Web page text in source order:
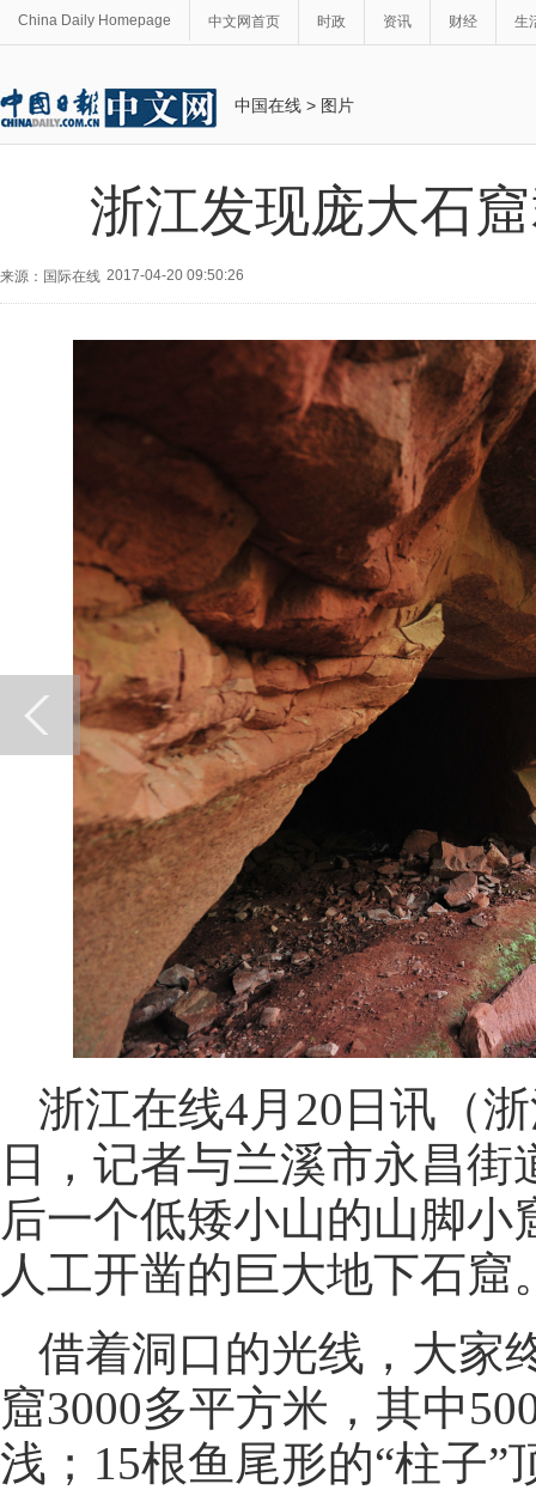
China Daily Homepage 中文网首页 时政 资讯 财经 生
中国在线 > 图片
浙江发现庞大石
来源：国际在线 2017-04-20 09:50:26
浙江在线4月20日讯（
日，记者与兰溪市永昌
后一个低矮小山的山脚
人工开凿的巨大地下石窟
借着洞口的光线，大家
窟3000多平方米，其中
浅；15根鱼尾形的“柱子